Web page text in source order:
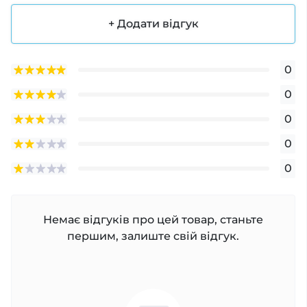
Товар транспортується у спеціальній упаковці
(при замовленні, будь ласка, вкажіть вантажне
+ Додати відгук
0
0
0
0
0
Немає відгуків про цей товар, станьте
першим, залиште свій відгук.